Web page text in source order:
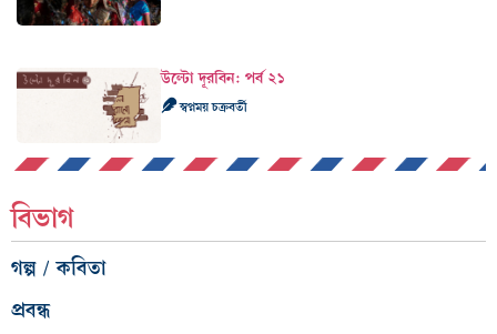
উল্টো দূরবিন: পর্ব ২১
স্বপ্নময় চক্রবর্তী
বিভাগ
গল্প / কবিতা
প্রবন্ধ